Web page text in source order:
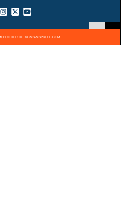
DE ®CMS-MSPRESS.COM